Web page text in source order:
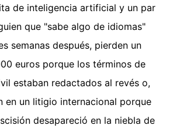
de inteligencia artificial y un par
que "sabe algo de idiomas"
semanas después, pierden un
euros porque los términos de
estaban redactados al revés o,
en un litigio internacional porque
desapareció en la niebla de